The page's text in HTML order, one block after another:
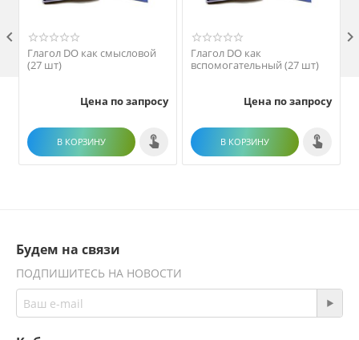
Глагол DO как смысловой
(27 шт)
Цена по запросу
В КОРЗИНУ
Глагол DO как
вспомогательный (27 шт)
Цена по запросу
В КОРЗИНУ
 
Будем на связи
ПОДПИШИТЕСЬ НА НОВОСТИ